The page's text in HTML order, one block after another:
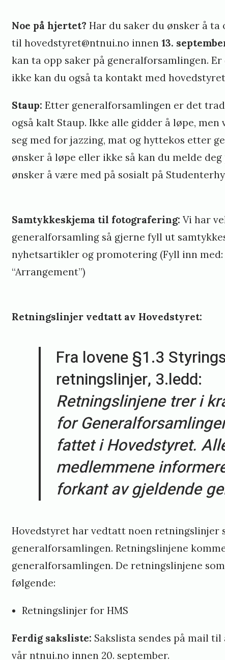
Noe på hjertet? Har du saker du ønsker å
til hovedstyret@ntnui.no innen 13.
kan ta opp saker på generalforsamlingen.
ikke kan du også ta kontakt med
Staup: Etter generalforsamlingen er det
også kalt Staup. Ikke alle gidder å løpe, men
seg med for jazzing, mat og hyttekos etter
ønsker å løpe eller ikke så kan du melde deg
ønsker å være med på sosialt på
Samtykkeskjema til fotografering: Vi har
generalforsamling så gjerne fyll ut
nyhetsartikler og promotering (Fyll inn
“Arrangement”)
Retningslinjer vedtatt av Hovedstyret:
Fra lovene §1.3
retningslinjer, 3.ledd:
Retningslinjene trer i
for
fattet i Hovedstyret.
medlemmene
forkant av gjeldende
Hovedstyret har vedtatt noen
generalforsamlingen. Retningslinjene
generalforsamlingen. De retningslinjene
følgende:
Retningslinjer for HMS
Ferdig saksliste: Sakslista sendes på mail
vår ntnui.no innen 20. september.